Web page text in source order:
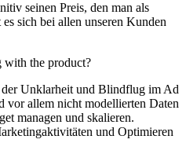
seinen Preis, den man als
sich bei allen unseren Kunden
with the product?
Unklarheit und Blindflug im Ad
vor allem nicht modellierten Daten
managen und skalieren.
und Optimieren